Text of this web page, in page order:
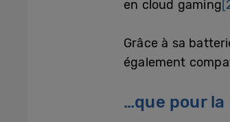
en cloud gaming
Grâce à sa
également
…que pour